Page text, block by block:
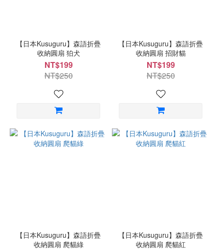
【日本Kusuguru】森語折疊
收納圓扇 狛犬
NT$199
NT$250
【日本Kusuguru】森語折疊
收納圓扇 招財貓
NT$199
NT$250
【日本Kusuguru】森語折疊
收納圓扇 爬貓綠
【日本Kusuguru】森語折疊
收納圓扇 爬貓紅